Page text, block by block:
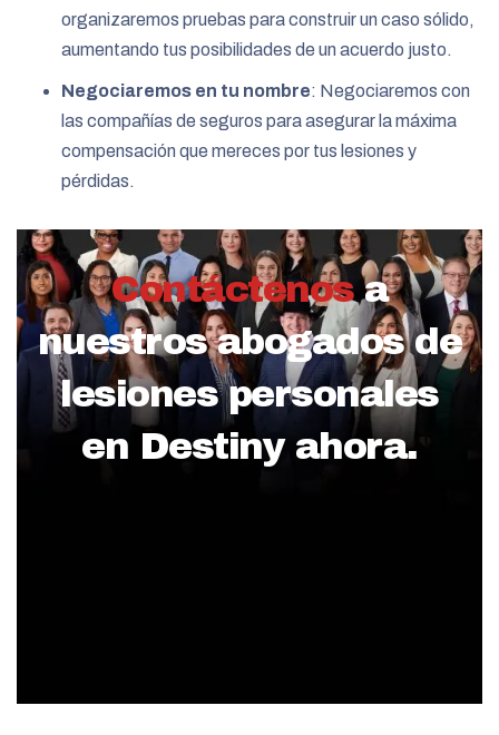
organizaremos pruebas para construir un caso sólido,
aumentando tus posibilidades de un acuerdo justo.
Negociaremos en tu nombre: Negociaremos con
las compañías de seguros para asegurar la máxima
compensación que mereces por tus lesiones y
pérdidas.
Contáctenos a
nuestros abogados de
lesiones personales
en Destiny ahora.